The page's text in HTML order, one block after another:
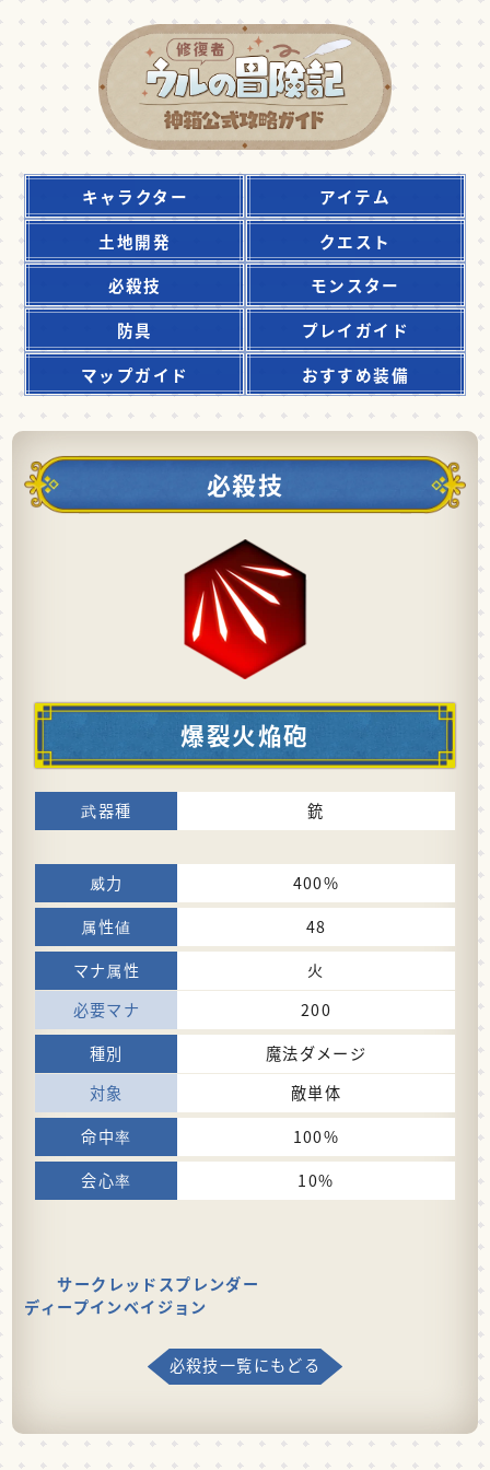
キャラクター
アイテム
土地開発
クエスト
必殺技
モンスター
防具
プレイガイド
マップガイド
おすすめ装備
必殺技
爆裂火焔砲
銃
400%
48
火
200
魔法ダメージ
敵単体
100%
10%
サークレッドスプレンダー
ディープインベイジョン
必殺技一覧にもどる